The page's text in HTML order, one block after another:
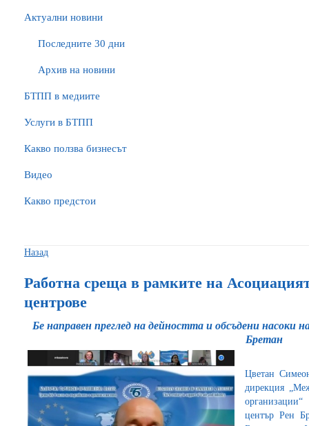
Актуални новини
Последните 30 дни
Архив на новини
БTПП в медиите
Услуги в БТПП
Какво ползва бизнесът
Видео
Какво предстои
Назад
Работна среща в рамките на
центрове
Бе направен преглед на дейността и обсъдени насоки
Бретан
Цветан
дирекция
организации“
център Рен